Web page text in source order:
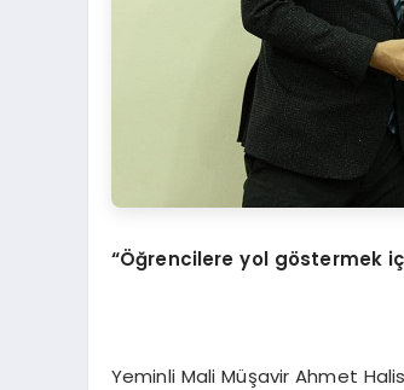
“Öğrencilere yol göstermek
Yeminli Mali Müşavir Ahmet